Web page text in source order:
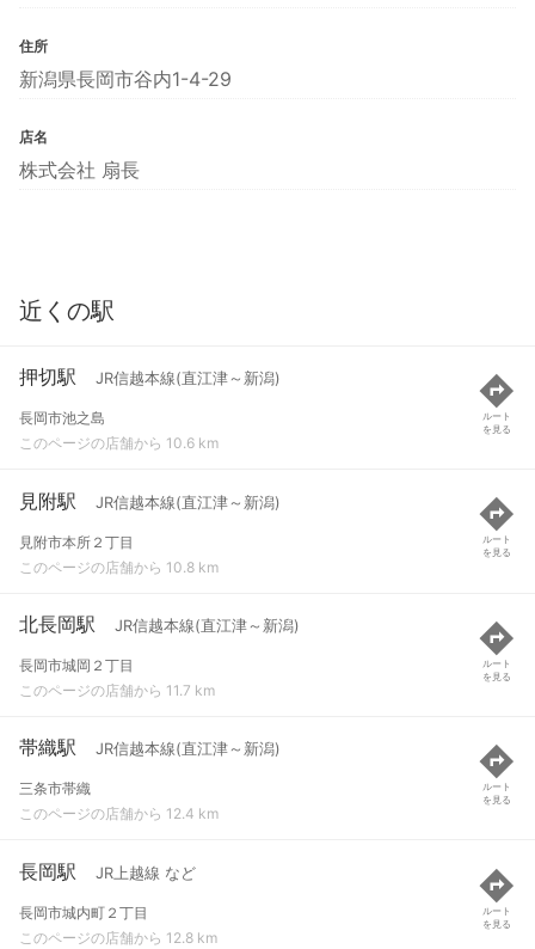
住所
新潟県長岡市谷内1-4-29
店名
株式会社 扇長
近くの駅
押切駅 JR信越本線(直江津～新潟)
長岡市池之島
このページの店舗から 10.6 km
ルート
を見る
見附駅 JR信越本線(直江津～新潟)
見附市本所２丁目
このページの店舗から 10.8 km
ルート
を見る
北長岡駅 JR信越本線(直江津～新潟)
長岡市城岡２丁目
このページの店舗から 11.7 km
ルート
を見る
帯織駅 JR信越本線(直江津～新潟)
三条市帯織
このページの店舗から 12.4 km
ルート
を見る
長岡駅 JR上越線 など
長岡市城内町２丁目
このページの店舗から 12.8 km
ルート
を見る